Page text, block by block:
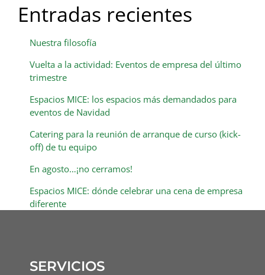
Entradas recientes
Nuestra filosofía
Vuelta a la actividad: Eventos de empresa del último
trimestre
Espacios MICE: los espacios más demandados para
eventos de Navidad
Catering para la reunión de arranque de curso (kick-
off) de tu equipo
En agosto…¡no cerramos!
Espacios MICE: dónde celebrar una cena de empresa
diferente
SERVICIOS